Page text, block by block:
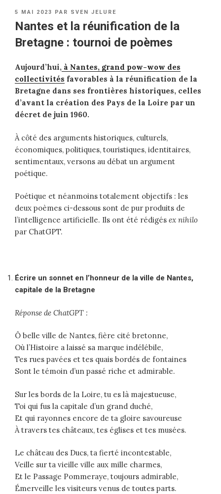
PUBLIÉ
LE
5 MAI 2023 PAR SVEN JELURE
Nantes et la réunification de la
Bretagne : tournoi de poèmes
Aujourd’hui, à Nantes, grand pow-wow des
collectivités favorables à la réunification de la
Bretagne dans ses frontières historiques, celles
d’avant la création des Pays de la Loire par un
décret de juin 1960.
À côté des arguments historiques, culturels,
économiques, politiques, touristiques, identitaires,
sentimentaux, versons au débat un argument
poétique.
Poétique et néanmoins totalement objectifs : les
deux poèmes ci-dessous sont de pur produits de
l’intelligence artificielle. Ils ont été rédigés ex nihilo
par ChatGPT.
Écrire un sonnet en l’honneur de la ville de Nantes,
capitale de la Bretagne
Réponse de ChatGPT :
Ô belle ville de Nantes, fière cité bretonne,
Où l’Histoire a laissé sa marque indélébile,
Tes rues pavées et tes quais bordés de fontaines
Sont le témoin d’un passé riche et admirable.
Sur les bords de la Loire, tu es là majestueuse,
Toi qui fus la capitale d’un grand duché,
Et qui rayonnes encore de ta gloire savoureuse
À travers tes châteaux, tes églises et tes musées.
Le château des Ducs, ta fierté incontestable,
Veille sur ta vieille ville aux mille charmes,
Et le Passage Pommeraye, toujours admirable,
Émerveille les visiteurs venus de toutes parts.